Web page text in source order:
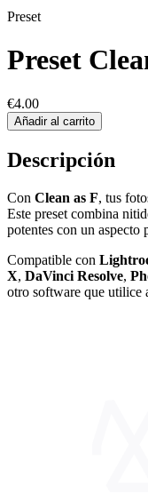
Preset
Preset
€4.00
Añadir al carrito
Descripción
Con Clean as F, tus
Este preset combina
potentes con un
Compatible con
X, DaVinci Resolve,
otro software que utilice